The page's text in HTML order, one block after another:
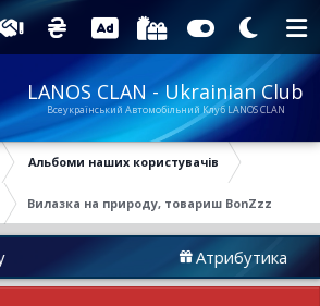
LANOS CLAN - Ukrainian Club
Всеукраїнський Автомобільний Клуб LANOS CLAN
Альбоми наших користувачів
Вилазка на природу, товариш BonZzz
Атрибутика